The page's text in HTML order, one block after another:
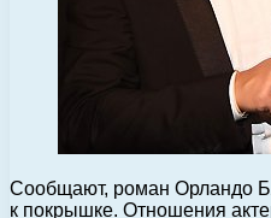
Сообщают, роман Орландо
к покрышке. Отношения